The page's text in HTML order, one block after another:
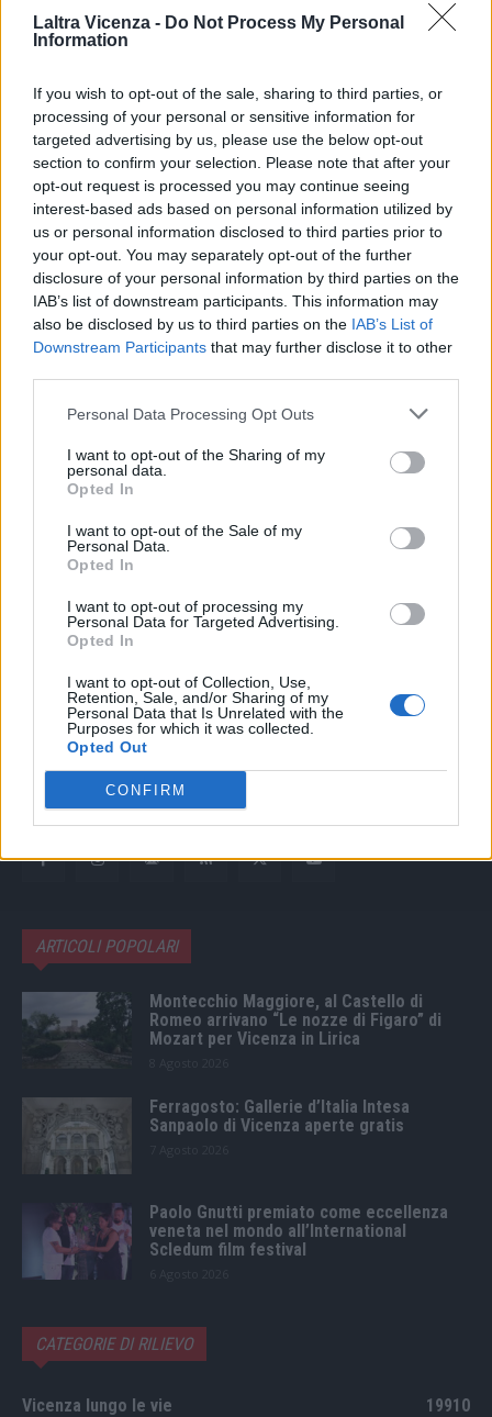
Laltra Vicenza - Do Not Process My Personal
Information
If you wish to opt-out of the sale, sharing to third parties, or
processing of your personal or sensitive information for
targeted advertising by us, please use the below opt-out
section to confirm your selection. Please note that after your
opt-out request is processed you may continue seeing
interest-based ads based on personal information utilized by
us or personal information disclosed to third parties prior to
your opt-out. You may separately opt-out of the further
disclosure of your personal information by third parties on the
IAB’s list of downstream participants. This information may
also be disclosed by us to third parties on the IAB’s List of
Downstream Participants that may further disclose it to other
Personal Data Processing Opt Outs
I want to opt-out of the Sharing of my
personal data.
Opted In
I want to opt-out of the Sale of my
Personal Data.
Opted In
I want to opt-out of processing my
Personal Data for Targeted Advertising.
Opted In
I want to opt-out of Collection, Use,
Retention, Sale, and/or Sharing of my
Personal Data that Is Unrelated with the
Purposes for which it was collected.
Opted Out
CONFIRM
Paolo Gnutti premiato come eccellenza
veneta nel mondo all’International
Berici in Festival 2026: a Lonigo “Little
Italy, sulla strada del sogno”
5 Agosto 2026
“Teatro in casa”: il 5 agosto il primo
spettacolo a Marano Vicentino con Maria
Celeste Carobene
4 Agosto 2026
Salotti Urbani 2026 al Bixio di Vicenza:
agosto inizia con libri, poesie e musica
Quotidiano web del bello e sul buono di Vicenza e dintorni
Redazione
redazione@laltravicenza.it
Pubblicità
laltravicenza@laltravicenza.it
Amministrazione
elas@editoriale-elas.org
ARTICOLI POPOLARI
Montecchio Maggiore, al Castello di
Romeo arrivano “Le nozze di Figaro” di
Mozart per Vicenza in Lirica
Ferragosto: Gallerie d’Italia Intesa
Sanpaolo di Vicenza aperte gratis
Paolo Gnutti premiato come eccellenza
veneta nel mondo all’International
Scledum film festival
CATEGORIE DI RILIEVO
Vicenza lungo le vie 19910